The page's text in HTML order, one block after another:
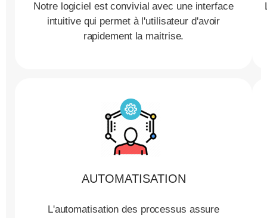
Notre logiciel est convivial avec une interface
intuitive qui permet à l'utilisateur d'avoir
rapidement la maitrise.
AUTOMATISATION
L'automatisation des processus assure